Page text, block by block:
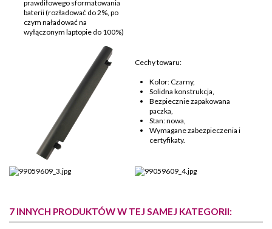
prawdiłowego sformatowania
baterii (rozładować do 2%, po
czym naładować na
wyłączonym laptopie do 100%)
Cechy towaru:
Kolor: Czarny,
Solidna konstrukcja,
Bezpiecznie zapakowana
paczka,
Stan: nowa,
Wymagane zabezpieczenia i
certyfikaty.
7 INNYCH PRODUKTÓW W TEJ SAMEJ KATEGORII: